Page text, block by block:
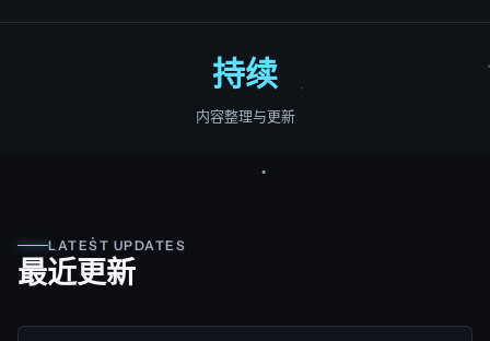
持续
内容整理与更新
LATEST UPDATES
最近更新